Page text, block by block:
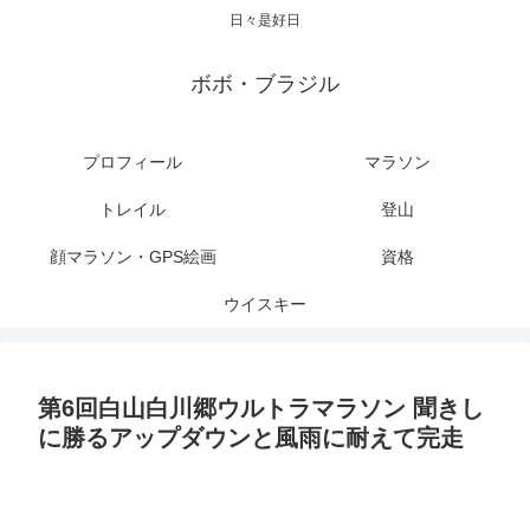
日々是好日
ボボ・ブラジル
プロフィール マラソン
トレイル 登山
顔マラソン・GPS絵画 資格
ウイスキー
第6回白山白川郷ウルトラマラソン 聞きし
に勝るアップダウンと風雨に耐えて完走